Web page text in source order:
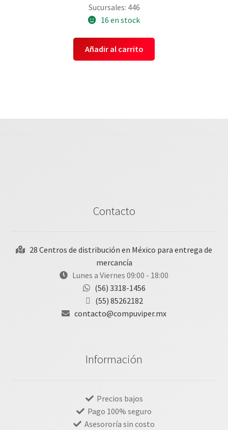
Sucursales: 446
16 en stock
Añadir al carrito
Contacto
28 Centros de distribución en México para entrega de
mercancía
Lunes a Viernes 09:00 - 18:00
(56) 3318-1456
(55) 85262182
contacto@compuviper.mx
Información
Precios bajos
Pago 100% seguro
Asesororía sin costo